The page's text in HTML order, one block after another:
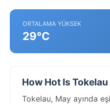
ORTALAMA YÜKSEK
29°C
How Hot Is Tokelau
Tokelau, May ayında